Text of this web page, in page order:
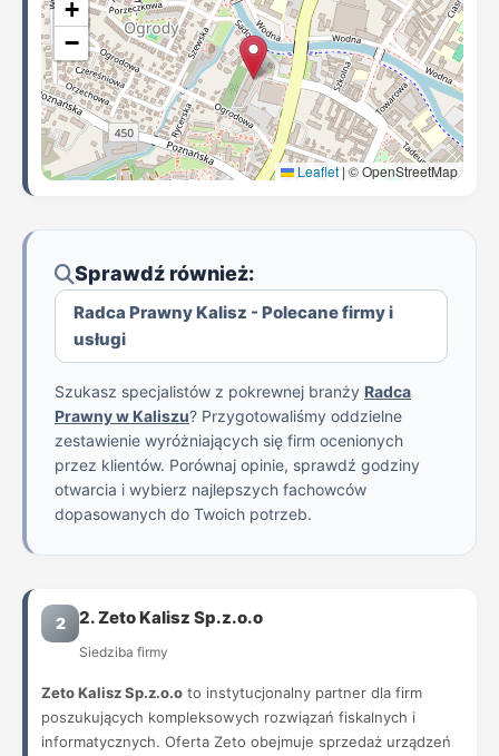
+
−
Leaflet | © OpenStreetMap
Sprawdź również:
Radca Prawny Kalisz - Polecane firmy i
usługi
Szukasz specjalistów z pokrewnej branży Radca
Prawny w Kaliszu? Przygotowaliśmy oddzielne
zestawienie wyróżniających się firm ocenionych
przez klientów. Porównaj opinie, sprawdź godziny
otwarcia i wybierz najlepszych fachowców
dopasowanych do Twoich potrzeb.
2 2. Zeto Kalisz Sp.z.o.o
Siedziba firmy
Zeto Kalisz Sp.z.o.o to instytucjonalny partner dla firm
poszukujących kompleksowych rozwiązań fiskalnych i
informatycznych. Oferta Zeto obejmuje sprzedaż urządzeń